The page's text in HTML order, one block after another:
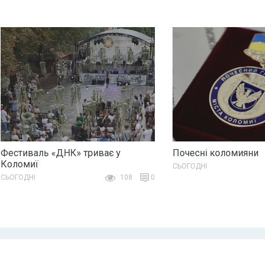
Фестиваль «ДНК» триває у
Коломиї
СЬОГОДНІ 108 0
Почесні коломияни
СЬОГОДНІ